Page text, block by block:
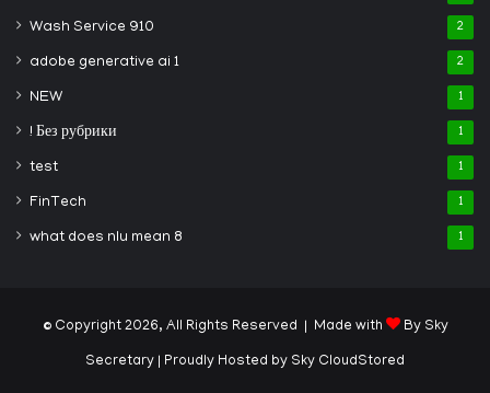
Wash Service 910 2
adobe generative ai 1 2
NEW 1
! Без рубрики 1
test 1
FinTech 1
what does nlu mean 8 1
© Copyright 2026, All Rights Reserved | Made with By Sky
Secretary | Proudly Hosted by Sky CloudStored